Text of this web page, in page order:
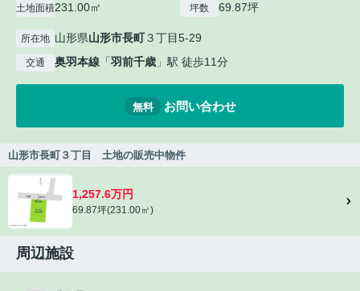
土地面積231.00㎡ 坪数 69.87坪
所在地 山形県山形市長町３丁目5-29
交通 奥羽本線 「羽前千歳 」駅 徒歩11分
無料 お問い合わせ
山形市長町３丁目 土地の販売中物件
1,257.6万円
69.87坪(231.00㎡)
周辺施設